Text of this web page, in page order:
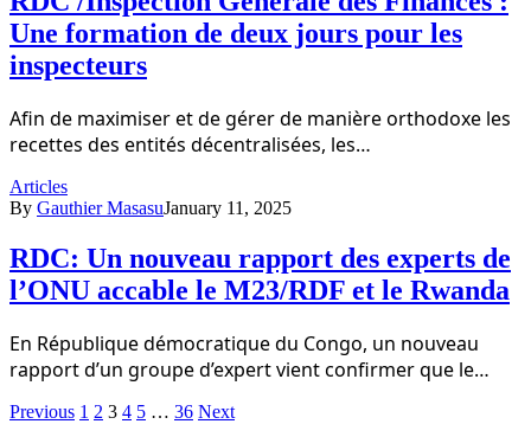
Une formation de deux jours pour les
inspecteurs
Afin de maximiser et de gérer de manière orthodoxe les
recettes des entités décentralisées, les…
Articles
By Gauthier MasasuJanuary 11, 2025
RDC: Un nouveau rapport des experts de
l’ONU accable le M23/RDF et le Rwanda
En République démocratique du Congo, un nouveau
rapport d’un groupe d’expert vient confirmer que le…
Previous 1 2 3 4 5 … 36 Next